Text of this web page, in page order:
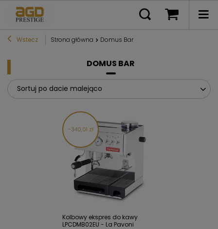
Wstecz Strona główna Domus Bar
DOMUS BAR
Sortuj po dacie malejąco
340,01 zł
Kolbowy ekspres do kawy
LPCDMB02EU - La Pavoni